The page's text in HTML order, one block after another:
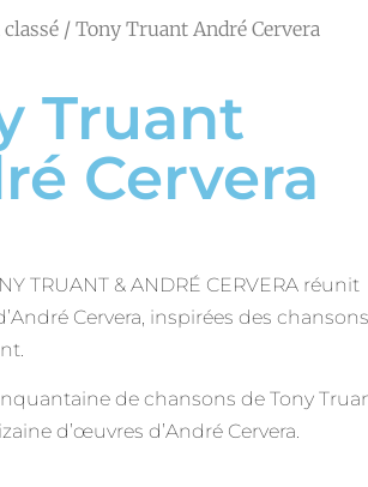
/ Tony Truant André Cervera
Truant
Cervera
TRUANT & ANDRÉ CERVERA réunit
Cervera, inspirées des chansons
de chansons de Tony
d’œuvres d’André Cervera.